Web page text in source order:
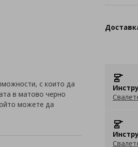
с които да
в матово черно
можете да